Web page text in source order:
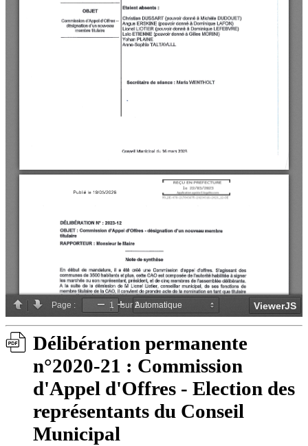
Délibération permanente
n°2020-21 : Commission
d'Appel d'Offres - Election des
représentants du Conseil
Municipal